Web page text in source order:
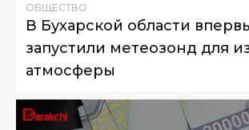
ОБЩЕСТВО
В Бухарской области
запустили метеозонд для
атмосферы